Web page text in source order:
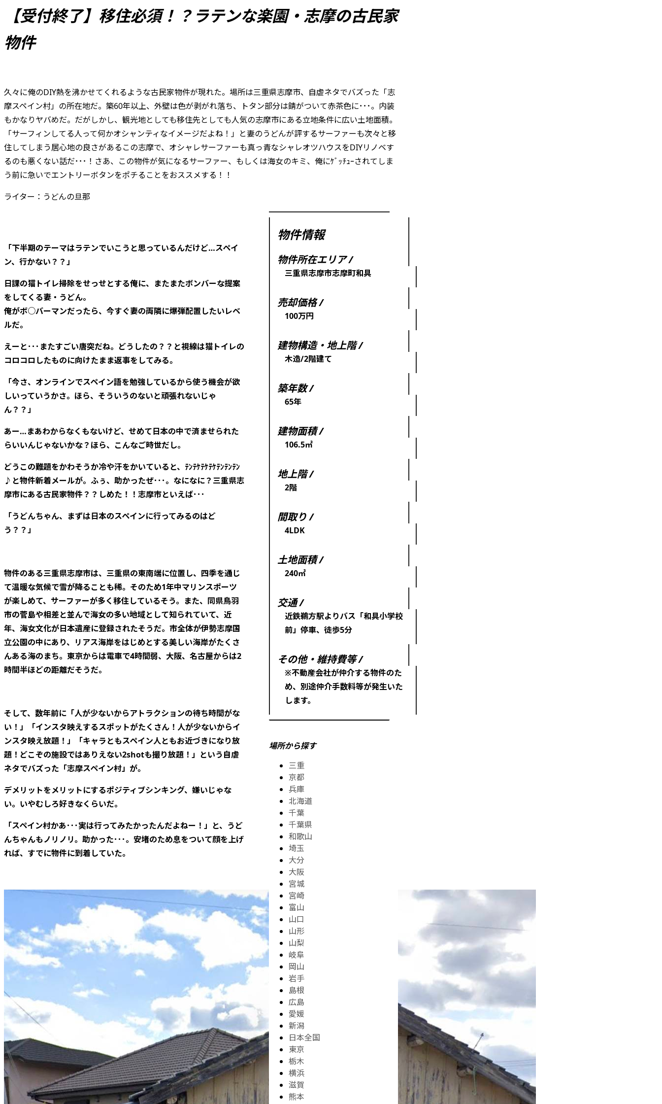
【受付終了】移住必須！？ラテンな楽園・志摩の古民家
物件
久々に俺のDIY熱を沸かせてくれるような古民家物件が現れた。場所は三重県志摩市、自虐ネタでバズった「志
摩スペイン村」の所在地だ。築60年以上、外壁は色が剥がれ落ち、トタン部分は錆がついて赤茶色に･･･。内装
もかなりヤバめだ。だがしかし、観光地としても移住先としても人気の志摩市にある立地条件に広い土地面積。
「サーフィンしてる人って何かオシャンティなイメージだよね！」と妻のうどんが評するサーファーも次々と移
住してしまう居心地の良さがあるこの志摩で、オシャレサーファーも真っ青なシャレオツハウスをDIYリノベす
るのも悪くない話だ･･･！さあ、この物件が気になるサーファー、もしくは海女のキミ、俺にｹﾞｯﾁｭｰされてしま
う前に急いでエントリーボタンをポチることをおススメする！！
ライター：うどんの旦那
「下半期のテーマはラテンでいこうと思っているんだけど…スペイ
ン、行かない？？」
日課の猫トイレ掃除をせっせとする俺に、またまたボンバーな提案
をしてくる妻・うどん。
俺がボ○バーマンだったら、今すぐ妻の両隣に爆弾配置したいレベ
ルだ。
えーと･･･またすごい唐突だね。どうしたの？？と視線は猫トイレの
コロコロしたものに向けたまま返事をしてみる。
「今さ、オンラインでスペイン語を勉強しているから使う機会が欲
しいっていうかさ。ほら、そういうのないと頑張れないじゃ
ん？？」
あー…まあわからなくもないけど、せめて日本の中で済ませられた
らいいんじゃないかな？ほら、こんなご時世だし。
どうこの難題をかわそうか冷や汗をかいていると、ﾃﾝﾃｹﾃｹﾃｹﾃﾝﾃﾝﾃﾝ
♪と物件新着メールが。ふぅ、助かったぜ･･･。なになに？三重県志
摩市にある古民家物件？？しめた！！志摩市といえば･･･
「うどんちゃん、まずは日本のスペインに行ってみるのはど
う？？」
物件のある三重県志摩市は、三重県の東南端に位置し、四季を通じ
て温暖な気候で雪が降ることも稀。そのため1年中マリンスポーツ
が楽しめて、サーファーが多く移住しているそう。また、同県鳥羽
市の菅島や相差と並んで海女の多い地域として知られていて、近
年、海女文化が日本遺産に登録されたそうだ。市全体が伊勢志摩国
立公園の中にあり、リアス海岸をはじめとする美しい海岸がたくさ
んある海のまち。東京からは電車で4時間弱、大阪、名古屋からは2
時間半ほどの距離だそうだ。
そして、数年前に「人が少ないからアトラクションの待ち時間がな
い！」「インスタ映えするスポットがたくさん！人が少ないからイ
ンスタ映え放題！」「キャラともスペイン人ともお近づきになり放
題！どこぞの施設ではありえない2shotも撮り放題！」という自虐
ネタでバズった「志摩スペイン村」が。
デメリットをメリットにするポジティブシンキング、嫌いじゃな
い。いやむしろ好きなくらいだ。
「スペイン村かあ･･･実は行ってみたかったんだよねー！」と、うど
んちゃんもノリノリ。助かった･･･。安堵のため息をついて顔を上げ
れば、すでに物件に到着していた。
物件情報
物件所在エリア /
三重県志摩市志摩町和具
売却価格 /
100万円
建物構造・地上階 /
木造/2階建て
築年数 /
65年
建物面積 /
106.5㎡
地上階 /
2階
間取り /
4LDK
土地面積 /
240㎡
交通 /
近鉄鵜方駅よりバス「和具小学校
前」停車、徒歩5分
その他・維持費等 /
※不動産会社が仲介する物件のた
め、別途仲介手数料等が発生いた
します。
場所から探す
三重
京都
兵庫
北海道
千葉
千葉県
和歌山
埼玉
大分
大阪
宮城
宮崎
富山
山口
山形
山梨
岐阜
岡山
岩手
島根
広島
愛媛
新潟
日本全国
東京
栃木
横浜
滋賀
熊本